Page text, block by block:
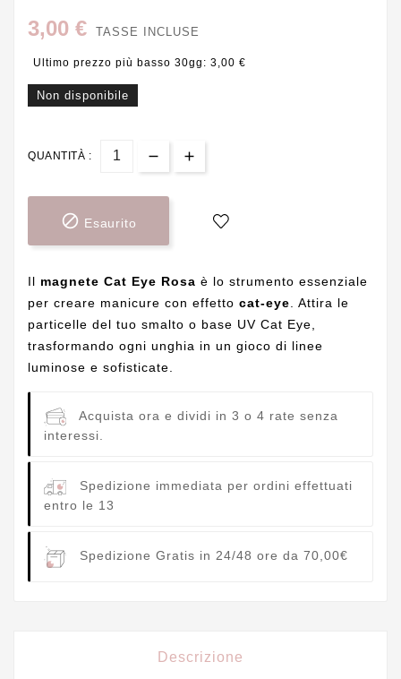
3,00 €
TASSE INCLUSE
Ultimo prezzo più basso 30gg: 3,00 €
Non disponibile
QUANTITÀ :
 Esaurito
Il magnete Cat Eye Rosa è lo strumento essenziale
per creare manicure con effetto cat-eye . Attira le
particelle del tuo smalto o base UV Cat Eye,
trasformando ogni unghia in un gioco di linee
luminose e sofisticate.
Acquista ora e dividi in 3 o 4 rate senza
interessi.
Spedizione immediata per ordini effettuati
entro le 13
Spedizione Gratis in 24/48 ore da 70,00€
Descrizione